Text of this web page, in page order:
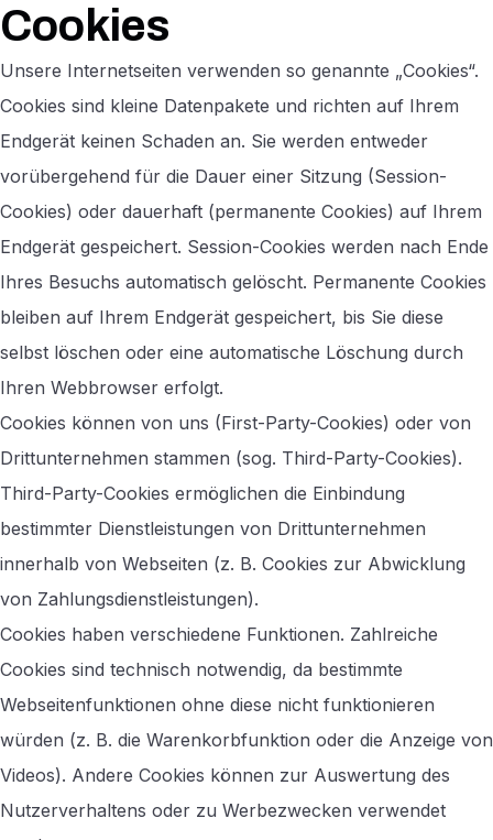
Cookies
Unsere Internetseiten verwenden so genannte „Cookies“.
Cookies sind kleine Datenpakete und richten auf Ihrem
Endgerät keinen Schaden an. Sie werden entweder
vorübergehend für die Dauer einer Sitzung (Session-
Cookies) oder dauerhaft (permanente Cookies) auf Ihrem
Endgerät gespeichert. Session-Cookies werden nach Ende
Ihres Besuchs automatisch gelöscht. Permanente Cookies
bleiben auf Ihrem Endgerät gespeichert, bis Sie diese
selbst löschen oder eine automatische Löschung durch
Ihren Webbrowser erfolgt.
Cookies können von uns (First-Party-Cookies) oder von
Drittunternehmen stammen (sog. Third-Party-Cookies).
Third-Party-Cookies ermöglichen die Einbindung
bestimmter Dienstleistungen von Drittunternehmen
innerhalb von Webseiten (z. B. Cookies zur Abwicklung
von Zahlungsdienstleistungen).
Cookies haben verschiedene Funktionen. Zahlreiche
Cookies sind technisch notwendig, da bestimmte
Webseitenfunktionen ohne diese nicht funktionieren
würden (z. B. die Warenkorbfunktion oder die Anzeige von
Videos). Andere Cookies können zur Auswertung des
Nutzerverhaltens oder zu Werbezwecken verwendet